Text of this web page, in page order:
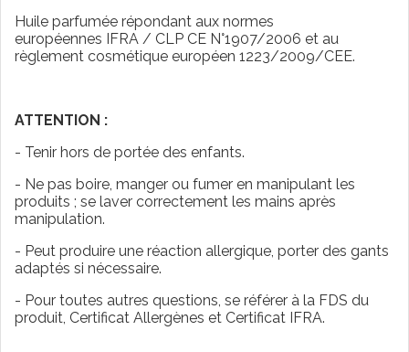
Huile parfumée répondant aux normes
européennes IFRA / CLP CE N°1907/2006 et au
règlement cosmétique européen 1223/2009/CEE.
ATTENTION :
- Tenir hors de portée des enfants.
- Ne pas boire, manger ou fumer en manipulant les
produits ; se laver correctement les mains après
manipulation.
- Peut produire une réaction allergique, porter des gants
adaptés si nécessaire.
- Pour toutes autres questions, se référer à la FDS du
produit, Certificat Allergènes et Certificat IFRA.